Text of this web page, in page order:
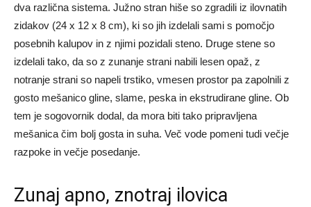
dva različna sistema. Južno stran hiše so zgradili iz ilovnatih
zidakov (24 x 12 x 8 cm), ki so jih izdelali sami s pomočjo
posebnih kalupov in z njimi pozidali steno. Druge stene so
izdelali tako, da so z zunanje strani nabili lesen opaž, z
notranje strani so napeli trstiko, vmesen prostor pa zapolnili z
gosto mešanico gline, slame, peska in ekstrudirane gline. Ob
tem je sogovornik dodal, da mora biti tako pripravljena
mešanica čim bolj gosta in suha. Več vode pomeni tudi večje
razpoke in večje posedanje.
Zunaj apno, znotraj ilovica